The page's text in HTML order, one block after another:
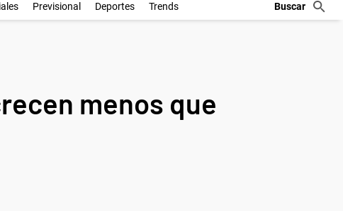
Previsional Deportes Trends
menos que